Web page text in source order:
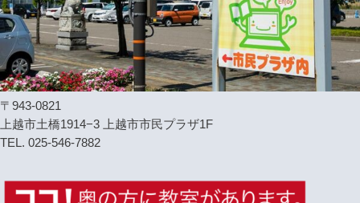
〒943-0821
上越市土橋1914−3 上越市市民プラザ1F
TEL. 025-546-7882